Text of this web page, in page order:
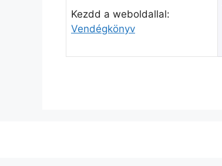
Kezdd a weboldallal:
Vendégkönyv